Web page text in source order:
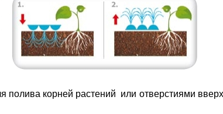
полива корней растений или отверстиями